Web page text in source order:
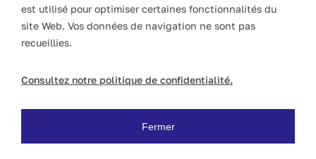
est utilisé pour optimiser certaines fonctionnalités du
site Web. Vos données de navigation ne sont pas
recueillies.
Consultez notre politique de confidentialité.
Fermer
POLITIQUE LINGUISTIQUE
DROITS D'AUTEUR